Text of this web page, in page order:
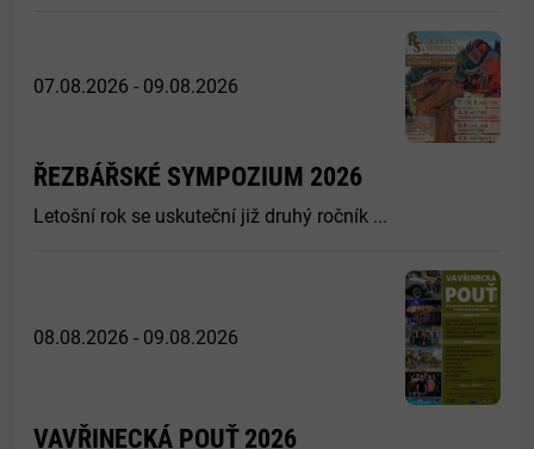
07.08.2026 - 09.08.2026
ŘEZBÁŘSKÉ SYMPOZIUM 2026
Letošní rok se uskuteční již druhý ročník ...
08.08.2026 - 09.08.2026
VAVŘINECKÁ POUŤ 2026